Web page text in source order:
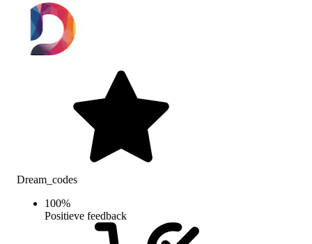
Dream_codes
100%
Positieve feedback